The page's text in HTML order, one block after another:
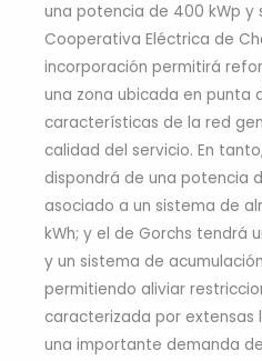
una potencia de 400 kWp y
Cooperativa Eléctrica de
incorporación permitirá
una zona ubicada en punta
características de la red
calidad del servicio. En
dispondrá de una potencia
asociado a un sistema de
kWh; y el de Gorchs tendrá
y un sistema de
permitiendo aliviar
caracterizada por extensas
una importante demanda